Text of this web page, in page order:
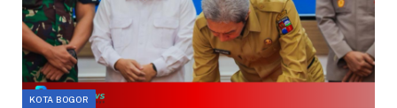
KOTA BOGOR